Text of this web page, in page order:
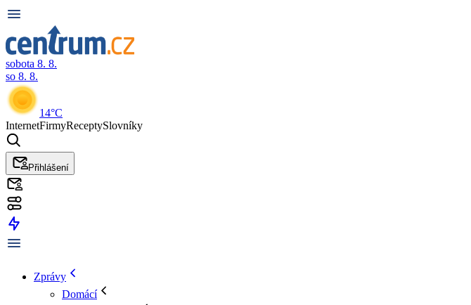
sobota 8. 8.
so 8. 8.
14°C
InternetFirmyReceptySlovníky
Přihlášení
Zprávy
Domácí